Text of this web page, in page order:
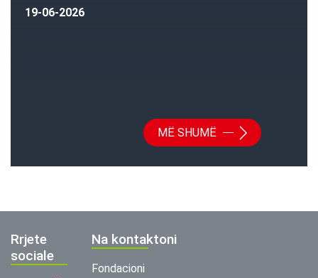
19-06-2026
MË SHUMË
Rrjete
sociale
Na kontaktoni
Fondacioni